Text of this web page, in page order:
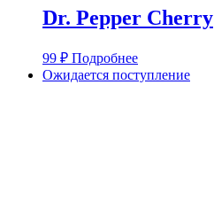
Dr. Pepper Cherry
99 ₽ Подробнее
Ожидается поступление